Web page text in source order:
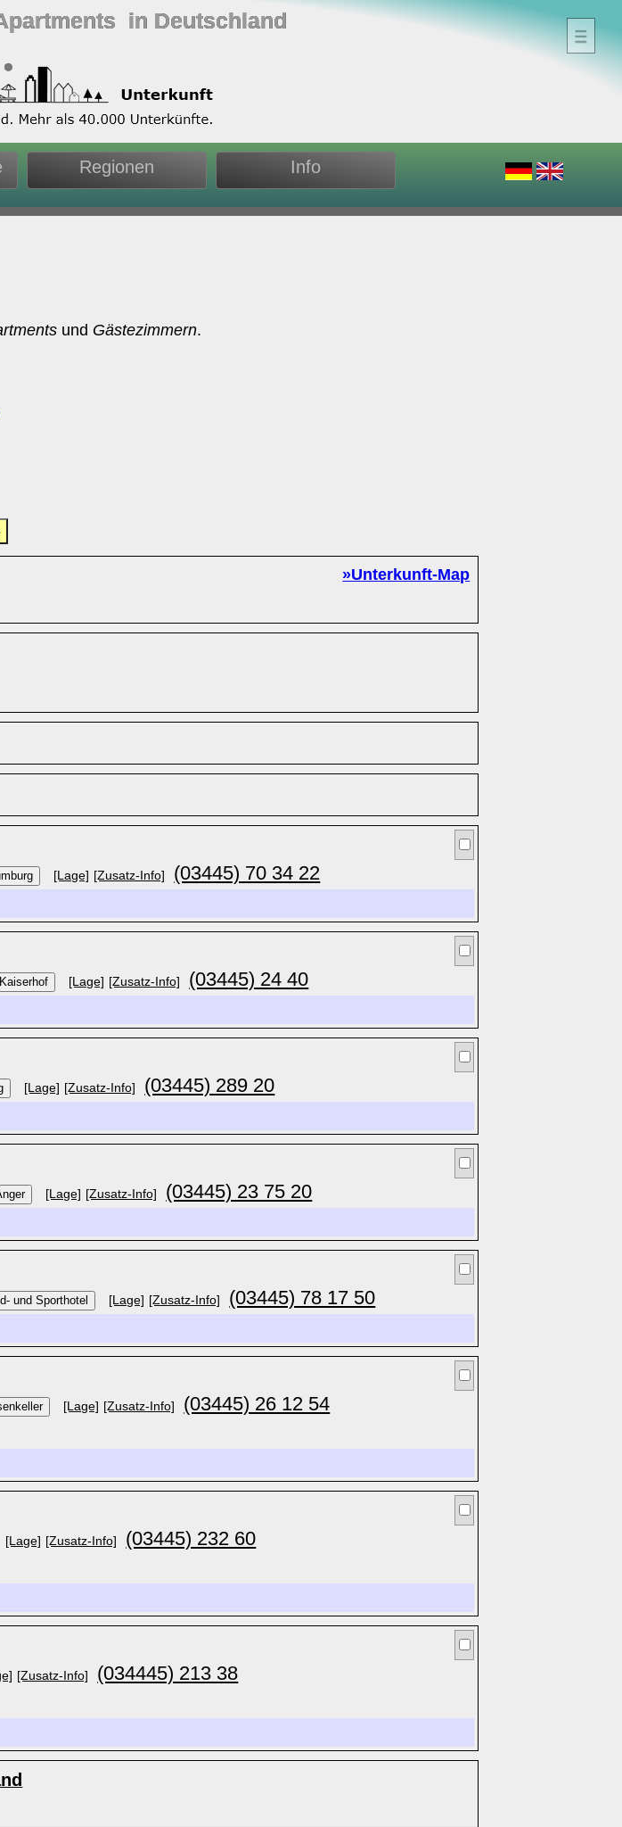
in Deutschland
Regionen Info
und Gästezimmern.
»Unterkunft-Map
[Lage] [Zusatz-Info] (03445) 70 34 22
[Lage] [Zusatz-Info] (03445) 24 40
[Lage] [Zusatz-Info] (03445) 289 20
[Lage] [Zusatz-Info] (03445) 23 75 20
[Lage] [Zusatz-Info] (03445) 78 17 50
[Lage] [Zusatz-Info] (03445) 26 12 54
[Lage] [Zusatz-Info] (03445) 232 60
[Zusatz-Info] (034445) 213 38